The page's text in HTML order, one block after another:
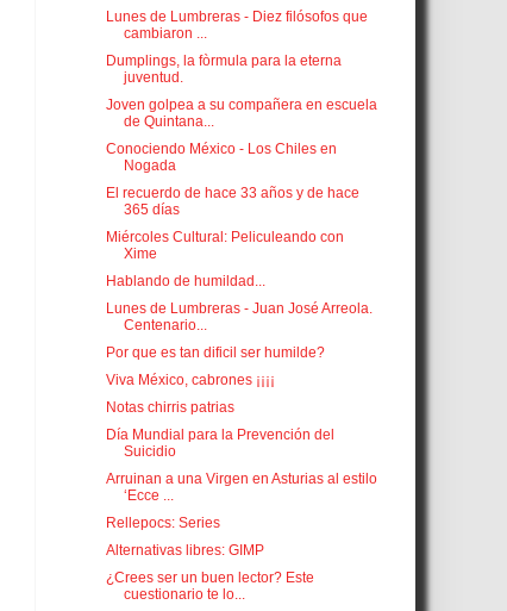
Lunes de Lumbreras - Diez filósofos que
cambiaron ...
Dumplings, la fòrmula para la eterna
juventud.
Joven golpea a su compañera en escuela
de Quintana...
Conociendo México - Los Chiles en
Nogada
El recuerdo de hace 33 años y de hace
365 días
Miércoles Cultural: Peliculeando con
Xime
Hablando de humildad...
Lunes de Lumbreras - Juan José Arreola.
Centenario...
Por que es tan dificil ser humilde?
Viva México, cabrones ¡¡¡¡
Notas chirris patrias
Día Mundial para la Prevención del
Suicidio
Arruinan a una Virgen en Asturias al estilo
‘Ecce ...
Rellepocs: Series
Alternativas libres: GIMP
¿Crees ser un buen lector? Este
cuestionario te lo...